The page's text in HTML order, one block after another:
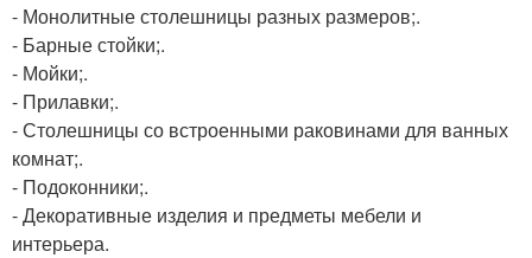
- Монолитные столешницы разных размеров;.
- Барные стойки;.
- Мойки;.
- Прилавки;.
- Столешницы со встроенными раковинами для ванных
комнат;.
- Подоконники;.
- Декоративные изделия и предметы мебели и
интерьера.